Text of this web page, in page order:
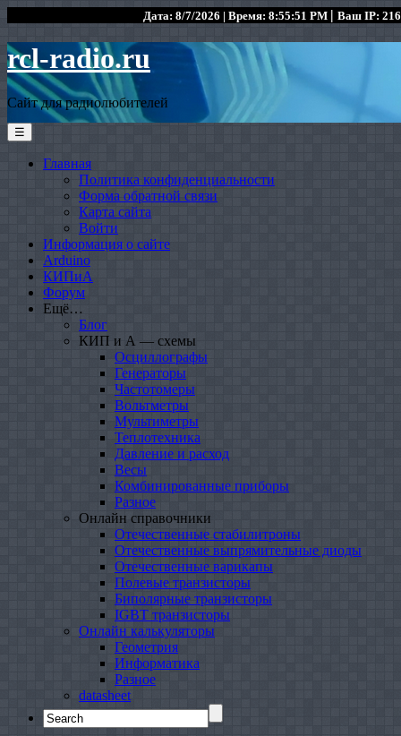
Дата: 8/7/2026 | Время: 8:55:51 PM | Ваш IP:
rcl-radio.ru
Сайт для радиолюбителей
☰
Главная
Политика конфиденциальности
Форма обратной связи
Карта сайта
Войти
Информация о сайте
Arduino
КИПиА
Форум
Ещё…
Блог
КИП и А — схемы
Осциллографы
Генераторы
Частотомеры
Вольтметры
Мультиметры
Теплотехника
Давление и расход
Весы
Комбинированные приборы
Разное
Онлайн справочники
Отечественные стабилитроны
Отечественные выпрямительные диоды
Отечественные варикапы
Полевые транзисторы
Биполярные транзисторы
IGBT транзисторы
Онлайн калькуляторы
Геометрия
Информатика
Разное
datasheet
Search
for: